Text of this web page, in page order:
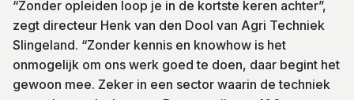
“Zonder opleiden loop je in de kortste keren achter”,
zegt directeur Henk van den Dool van Agri Techniek
Slingeland. “Zonder kennis en knowhow is het
onmogelijk om ons werk goed te doen, daar begint het
gewoon mee. Zeker in een sector waarin de techniek